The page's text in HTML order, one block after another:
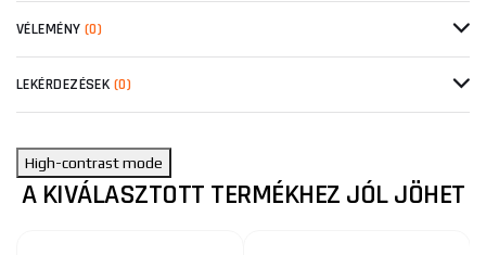
VÉLEMÉNY (0)
LEKÉRDEZÉSEK (0)
High-contrast mode
A KIVÁLASZTOTT TERMÉKHEZ JÓL JÖHET